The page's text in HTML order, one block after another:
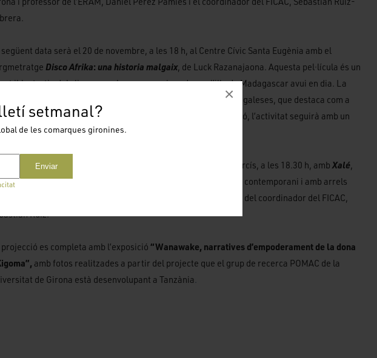
setmanal?
de les comarques gironines.
Enviar
×
data serà el 20 de novembre, a les 18 h, al Centre Cívic Santa Eugènia amb el
Disco Afrika: una historia malgaix, de Luck Razanajaona. Aquesta pel·lícula és un
il·lustratiu del clima convuls que regna i perdura a l’illa de Madagascar avui en dia. La
serà presentada per Babaflow, afrocatalà amb arrels senegaleses, que destaca com a
cantant, productor i tallerista. Després de la projecció, l’activitat seguirà amb un
de Casumaï, el grup saltenc de percussió i dansa.
darrera sessió serà el 28 de novembre al Centre Cívic Sant Narcís, a les 18.30 h, ambXalé,
Sène Absa, un retrat de ràbia femenina profundament contemporani i amb arrels
i universals a la vegada. La presentació anirà a càrrec del coordinador del FICAC,
Ruiz.
es completa amb l’exposició“Wanawake, narratives d’empoderament de la dona
amb fotos realitzades a partir del projecte que el grup de recerca POMAC de la
de Girona està desenvolupant a Tanzània.